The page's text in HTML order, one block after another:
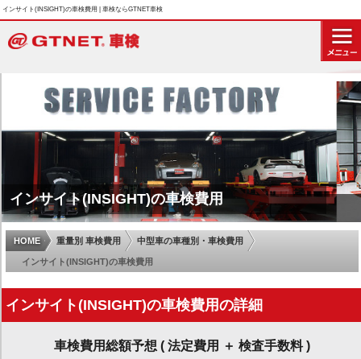
インサイト(INSIGHT)の車検費用 | 車検ならGTNET車検
インサイト(INSIGHT)の車検費用
HOME 重量別 車検費用 中型車の車種別・車検費用
インサイト(INSIGHT)の車検費用
インサイト(INSIGHT)の車検費用の詳細
車検費用総額予想 ( 法定費用 ＋ 検査手数料 )